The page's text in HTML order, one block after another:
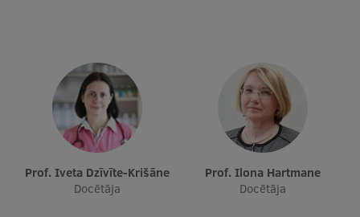
Mobilitātes programmas
Starptautiskie projekti
Starptautiskie sadarbības partneri
EATRIS koordinators Latvijā
Prof. Iveta Dzīvīte-Krišāne
Docētāja
Prof. Ilona Hartmane
Docētāja